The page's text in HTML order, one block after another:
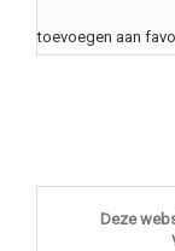
toevoegen aan
Deze